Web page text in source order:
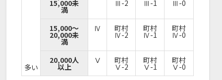
多い
15,000未
満
Ⅲ-2 Ⅲ-1 Ⅲ-0
15,000～
20,000未
満
Ⅳ 町村
Ⅳ-2
町村
Ⅳ-1
町村
Ⅳ-0
20,000人
以上
Ⅴ 町村
Ⅴ-2
町村
Ⅴ-1
町村
Ⅴ-0